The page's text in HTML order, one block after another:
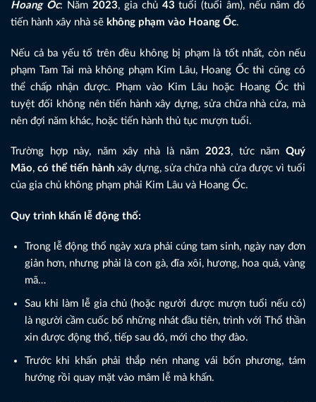
Hoang Ốc: Năm 2023, gia chủ 43 tuổi (tuổi âm), nếu năm đó
tiến hành xây nhà sẽ không phạm vào Hoang Ốc.
Nếu cả ba yếu tố trên đều không bị phạm là tốt nhất, còn nếu
phạm Tam Tai mà không phạm Kim Lâu, Hoang Ốc thì cũng có
thể chấp nhận được. Phạm vào Kim Lâu hoặc Hoang Ốc thì
tuyệt đối không nên tiến hành xây dựng, sửa chữa nhà cửa, mà
nên đợi năm khác, hoặc tiến hành thủ tục mượn tuổi.
Trường hợp này, năm xây nhà là năm2023, tức nămQuý
Mão,có thể tiến hànhxây dựng, sửa chữa nhà cửa được vì tuổi
của gia chủ không phạm phải Kim Lâu và Hoang Ốc.
Quy trình khấn lễ động thổ:
Trong lễ động thổ ngày xưa phải cúng tam sinh, ngày nay đơn
giản hơn, nhưng phải là con gà, đĩa xôi, hương, hoa quả, vàng
mã…
Sau khi làm lễ gia chủ (hoặc người được mượn tuổi nếu có)
là người cầm cuốc bổ những nhát đầu tiên, trình với Thổ thần
xin được động thổ, tiếp sau đó, mới cho thợ đào.
Trước khi khấn phải thắp nén nhang vái bốn phương, tám
hướng rồi quay mặt vào mâm lễ mà khấn.